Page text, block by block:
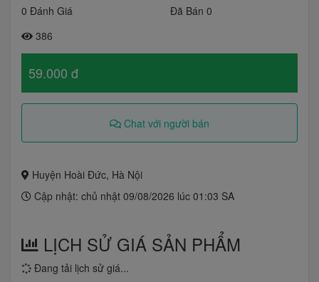
0 Đánh Giá
Đã Bán 0
386
59.000 đ
Chat với người bán
Huyện Hoài Đức, Hà Nội
Cập nhật: chủ nhật 09/08/2026 lúc 01:03 SA
LỊCH SỬ GIÁ SẢN PHẨM
Đang tải lịch sử giá...